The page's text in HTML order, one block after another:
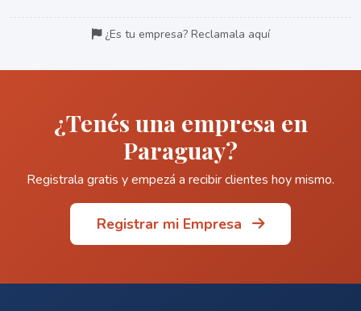
¿Es tu empresa? Reclamala aquí
¿Tenés una empresa en
Paraguay?
Registrala gratis y empezá a recibir clientes hoy mismo.
Registrar mi Empresa